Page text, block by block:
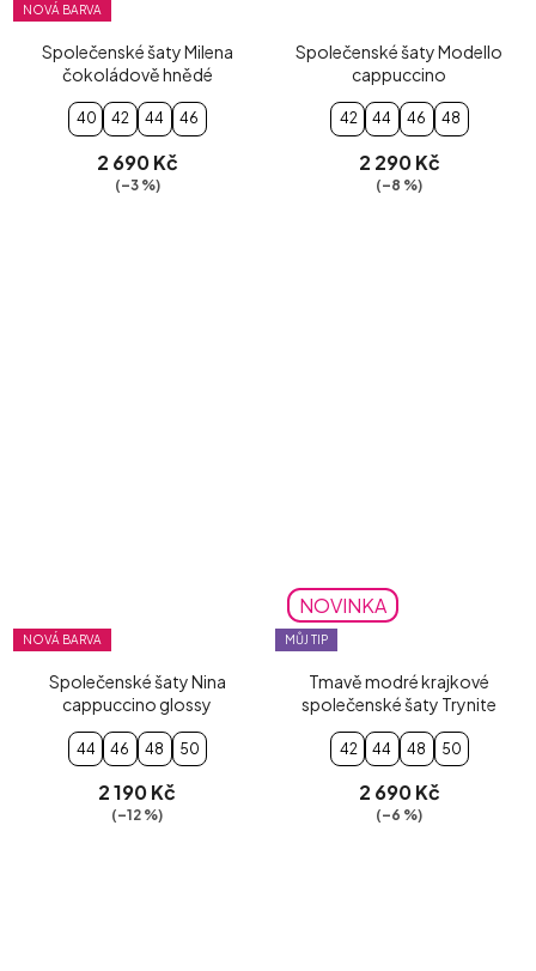
NOVÁ BARVA
Společenské šaty Milena
čokoládově hnědé
40 42 44 46
2 690 Kč
(–3 %)
Společenské šaty Modello
cappuccino
42 44 46 48
2 290 Kč
(–8 %)
NOVÁ BARVA
Společenské šaty Nina
cappuccino glossy
44 46 48 50
2 190 Kč
(–12 %)
NOVINKA
MŮJ TIP
Tmavě modré krajkové
společenské šaty Trynite
42 44 48 50
2 690 Kč
(–6 %)